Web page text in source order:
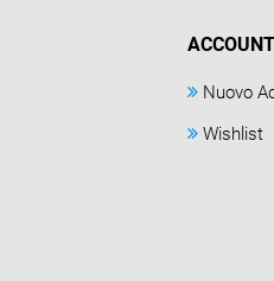
ACCOUNT
Nuovo
Wishlist